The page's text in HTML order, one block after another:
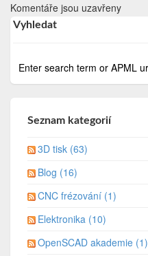
Komentáře jsou uzavřeny
Vyhledat
Seznam kategorií
3D tisk (63)
Blog (16)
CNC frézování (1)
Elektronika (10)
OpenSCAD akademie (1)